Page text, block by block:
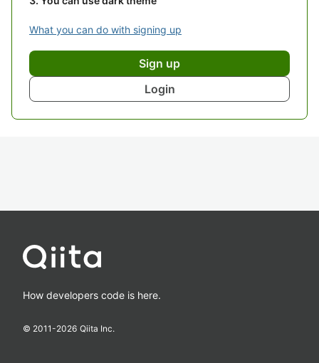
What you can do with signing up
Sign up
Login
How developers code is here.
© 2011-2026 Qiita Inc.